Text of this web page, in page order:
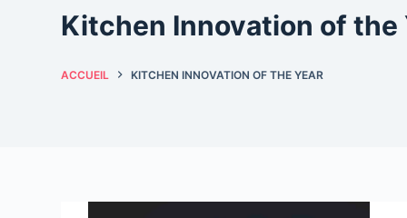
Kitchen Innovation of the
ACCUEIL KITCHEN INNOVATION OF THE YEAR